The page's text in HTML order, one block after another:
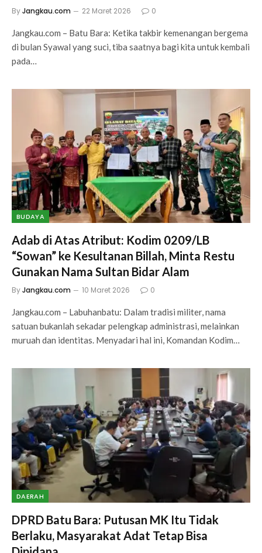
ByJangkau.com 22 Maret 2026 0
Jangkau.com – Batu Bara: Ketika takbir kemenangan bergema
di bulan Syawal yang suci, tiba saatnya bagi kita untuk kembali
pada…
BUDAYA
Adab di Atas Atribut: Kodim 0209/LB
“Sowan” ke Kesultanan Billah, Minta Restu
Gunakan Nama Sultan Bidar Alam
ByJangkau.com 10 Maret 2026 0
Jangkau.com – Labuhanbatu: Dalam tradisi militer, nama
satuan bukanlah sekadar pelengkap administrasi, melainkan
muruah dan identitas. Menyadari hal ini, Komandan Kodim…
DAERAH
DPRD Batu Bara: Putusan MK Itu Tidak
Berlaku, Masyarakat Adat Tetap Bisa